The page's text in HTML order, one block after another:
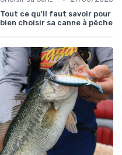
Tout ce qu'il faut savoir pour
bien choisir sa canne à pêche